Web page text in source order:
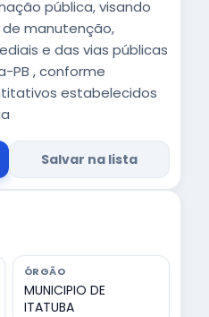
pública, visando
manutenção,
e das vias públicas
PB , conforme
estabelecidos
Salvar na lista
ÓRGÃO
MUNICIPIO DE
ITATUBA